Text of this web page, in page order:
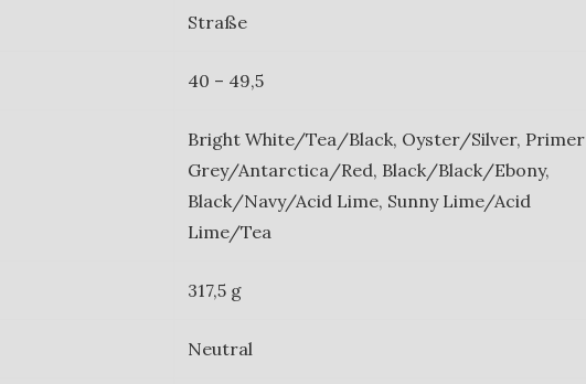
Straße
40 – 49,5
Bright White/Tea/Black, Oyster/Silver, Primer
Grey/Antarctica/Red, Black/Black/Ebony,
Black/Navy/Acid Lime, Sunny Lime/Acid
Lime/Tea
317,5 g
Neutral